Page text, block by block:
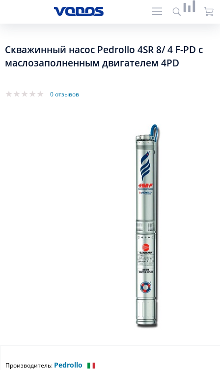
Скважинный насос Pedrollo 4SR 8/ 4 F-PD с
маслозаполненным двигателем 4PD
0 отзывов
Производитель: Pedrollo